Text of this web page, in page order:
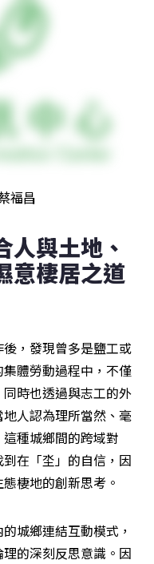
福昌
人與土地、
意棲居之道
，發現曾多是鹽工或
體勞動過程中，不僅
時也透過與志工的外
人認為理所當然、毫
種城鄉間的跨域對
在「坔」的自信，因
棲地的創新思考。
城鄉連結互動模式，
的深刻反思意識。因